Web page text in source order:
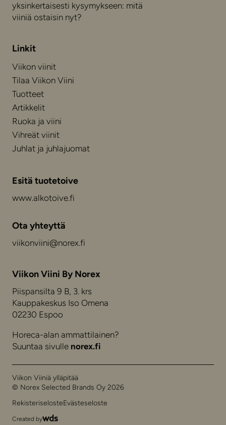
yksinkertaisesti kysymykseen: mitä
viiniä ostaisin nyt?
Linkit
Viikon viinit
Tilaa Viikon Viini
Tuotteet
Artikkelit
Ruoka ja viini
Vihreät viinit
Juhlat ja juhlajuomat
Esitä tuotetoive
www.alkotoive.fi
Ota yhteyttä
viikonviini@norex.fi
Viikon Viini By Norex
Piispansilta 9 B, 3. krs
Kauppakeskus Iso Omena
02230 Espoo
Horeca-alan ammattilainen?
Suuntaa sivulle norex.fi
Viikon Viiniä ylläpitää
© Norex Selected Brands Oy 2026
RekisteriselosteEvästeseloste
Created by